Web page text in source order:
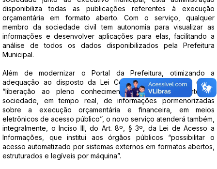
disponibiliza todas as publicações referentes à execução
orçamentária em formato aberto. Com o serviço, qualquer
membro da sociedade civil tem autonomia para visualizar as
informações e desenvolver aplicações para elas, facilitando a
análise de todos os dados disponibilizados pela Prefeitura
Municipal.
Além de modernizar o Portal da Prefeitura, otimizando a
adequação ao disposto da Lei Complementar 131, que exige
“liberação ao pleno conhecimento e acompanhamento da
sociedade, em tempo real, de informações pormenorizadas
sobre a execução orçamentária e financeira, em meios
eletrônicos de acesso público”, o novo serviço atenderá também,
integralmente, o Inciso III, do Art. 8º, § 3º, da Lei de Acesso a
Informações, que institui aos órgãos públicos “possibilitar o
acesso automatizado por sistemas externos em formatos abertos,
estruturados e legíveis por máquina”.